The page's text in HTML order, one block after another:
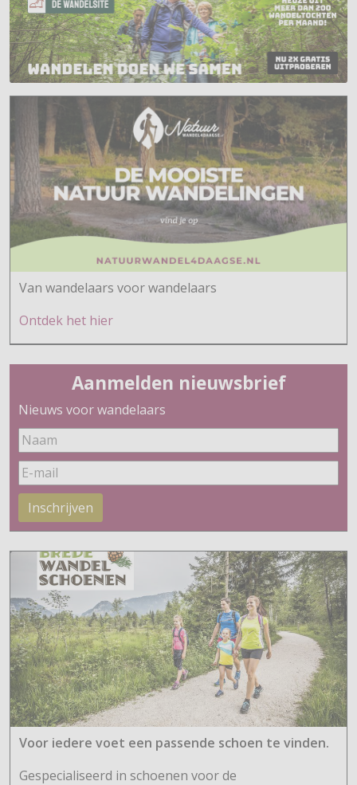
Van wandelaars voor wandelaars
Ontdek het hier
Aanmelden nieuwsbrief
Nieuws voor wandelaars
Inschrijven
Voor iedere voet een passende schoen te vinden.
Gespecialiseerd in schoenen voor de